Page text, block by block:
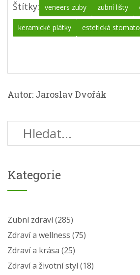
Štítky: veneers zuby zubní lišty
keramické plátky estetická
Autor: Jaroslav Dvořák
Kategorie
Zubní zdraví(285)
Zdraví a wellness (75)
Zdraví a krása (25)
Zdraví a životní styl (18)